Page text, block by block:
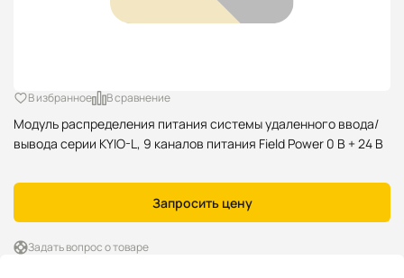
Модуль распределения питания системы удаленного ввода/
вывода серии KYIO-L, 9 каналов питания Field Power 0 В + 24 В
В избранное В сравнение
Запросить цену
Задать вопрос о товаре